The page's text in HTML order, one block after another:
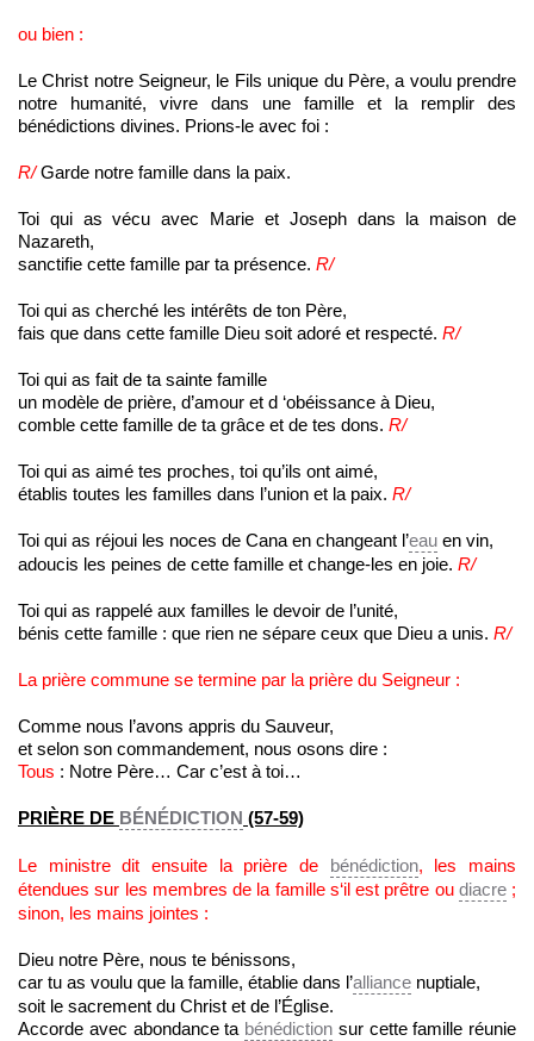
ou bien :
Le Christ notre Seigneur, le Fils unique du Père, a voulu prendre
notre humanité, vivre dans une famille et la remplir des
bénédictions divines. Prions-le avec foi :
R/ Garde notre famille dans la paix.
Toi qui as vécu avec Marie et Joseph dans la maison de
Nazareth,
sanctifie cette famille par ta présence. R/
Toi qui as cherché les intérêts de ton Père,
fais que dans cette famille Dieu soit adoré et respecté. R/
Toi qui as fait de ta sainte famille
un modèle de prière, d’amour et d ‘obéissance à Dieu,
comble cette famille de ta grâce et de tes dons. R/
Toi qui as aimé tes proches, toi qu’ils ont aimé,
établis toutes les familles dans l’union et la paix. R/
Toi qui as réjoui les noces de Cana en changeant l’eau en vin,
adoucis les peines de cette famille et change-les en joie. R/
Toi qui as rappelé aux familles le devoir de l’unité,
bénis cette famille : que rien ne sépare ceux que Dieu a unis. R/
La prière commune se termine par la prière du Seigneur :
Comme nous l’avons appris du Sauveur,
et selon son commandement, nous osons dire :
Tous : Notre Père… Car c’est à toi…
PRIÈRE DE BÉNÉDICTION (57-59)
Le ministre dit ensuite la prière de bénédiction, les mains
étendues sur les membres de la famille s‘il est prêtre ou diacre;
sinon, les mains jointes :
Dieu notre Père, nous te bénissons,
car tu as voulu que la famille, établie dans l’alliance nuptiale,
soit le sacrement du Christ et de l’Église.
Accorde avec abondance ta bénédiction sur cette famille réunie